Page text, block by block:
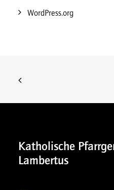
WordPress.org
Katholische
Lambertus